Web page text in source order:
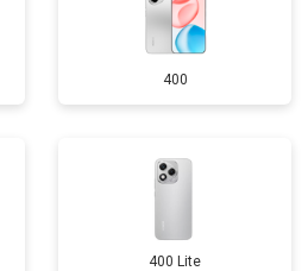
400
400 Lite